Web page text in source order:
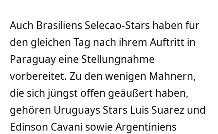
Auch Brasiliens Selecao-Stars haben für
den gleichen Tag nach ihrem Auftritt in
Paraguay eine Stellungnahme
vorbereitet. Zu den wenigen Mahnern,
die sich jüngst offen geäußert haben,
gehören Uruguays Stars Luis Suarez und
Edinson Cavani sowie Argentiniens